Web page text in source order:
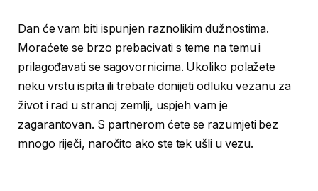
Dan će vam biti ispunjen raznolikim dužnostima.
Moraćete se brzo prebacivati s teme na temu i
prilagođavati se sagovornicima. Ukoliko polažete
neku vrstu ispita ili trebate donijeti odluku vezanu za
život i rad u stranoj zemlji, uspjeh vam je
zagarantovan. S partnerom ćete se razumjeti bez
mnogo riječi, naročito ako ste tek ušli u vezu.